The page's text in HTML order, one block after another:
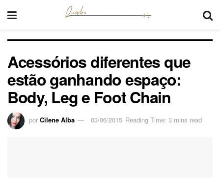
Acessórios diferentes que
estão ganhando espaço:
Body, Leg e Foot Chain
por Cilene Alba 03/06/2015 Reading Time: 3 mins read